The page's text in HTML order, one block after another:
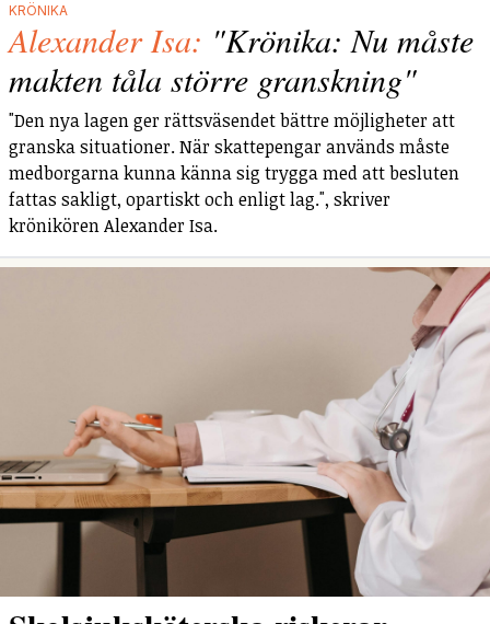
KRÖNIKA
Alexander Isa: "Krönika: Nu måste
makten tåla större granskning"
"Den nya lagen ger rättsväsendet bättre möjligheter att
granska situationer. När skattepengar används måste
medborgarna kunna känna sig trygga med att besluten
fattas sakligt, opartiskt och enligt lag.", skriver
krönikören Alexander Isa.